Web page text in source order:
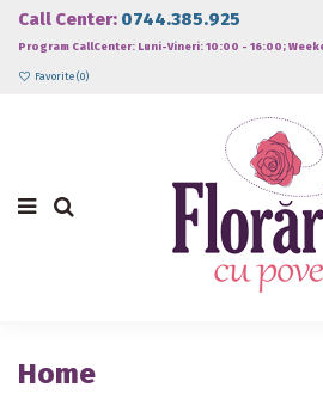
Call Center: 0744.385.925
Program CallCenter: Luni-Vineri: 10:00 - 16:00;
Favorite (0)
Home